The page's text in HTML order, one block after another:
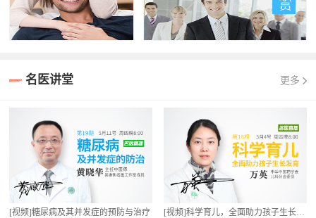
名医讲堂 更多
[视频]糖尿病及其并发症的预防与治疗 [视频]科学育儿，全面助力孩子生长发育